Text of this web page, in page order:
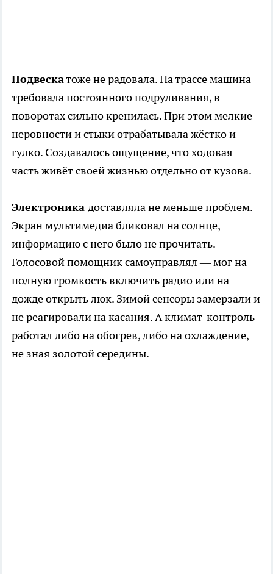
Подвескатоже не радовала. На трассе машина
требовала постоянного подруливания, в
поворотах сильно кренилась. При этом мелкие
неровности и стыки отрабатывала жёстко и
гулко. Создавалось ощущение, что ходовая
часть живёт своей жизнью отдельно от кузова.
Электроника доставляла не меньше проблем.
Экран мультимедиа бликовал на солнце,
информацию с него было не прочитать.
Голосовой помощник самоуправлял — мог на
полную громкость включить радио или на
дожде открыть люк. Зимой сенсоры замерзали и
не реагировали на касания. А климат-контроль
работал либо на обогрев, либо на охлаждение,
не зная золотой середины.